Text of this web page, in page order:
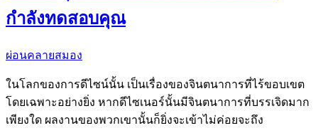
กำลังทดสอบคุณ
ผ่อนคลายสมอง
ในโลกของการดีไซน์นั้น เป็นเรื่องของจินตนาการที่ไร้ขอบเขต
โดยเฉพาะอย่างยิ่ง หากดีไซเนอร์นั้นมีจินตนาการที่บรรเจิดมาก
เพียงใด ผลงานของพวกเขานั้นก็ยิ่งจะเข้าไม่ค่อยจะถึง